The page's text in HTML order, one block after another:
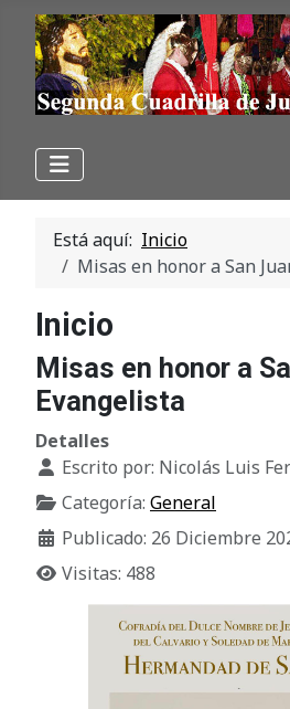
Está aquí: Inicio
Misas en honor a San
Inicio
Misas en honor a
Evangelista
Detalles
Escrito por: Nicolás Luis
Categoría: General
Publicado: 26 Diciembre
Visitas: 488